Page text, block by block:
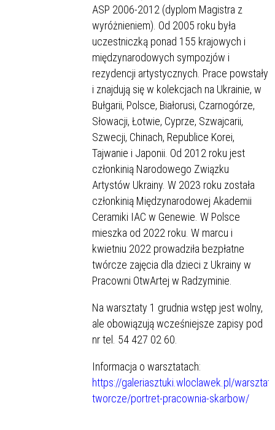
ASP 2006-2012 (dyplom Magistra z
wyróżnieniem). Od 2005 roku była
uczestniczką ponad 155 krajowych i
międzynarodowych sympozjów i
rezydencji artystycznych. Prace powstały
i znajdują się w kolekcjach na Ukrainie, w
Bułgarii, Polsce, Białorusi, Czarnogórze,
Słowacji, Łotwie, Cyprze, Szwajcarii,
Szwecji, Chinach, Republice Korei,
Tajwanie i Japonii. Od 2012 roku jest
członkinią Narodowego Związku
Artystów Ukrainy. W 2023 roku została
członkinią Międzynarodowej Akademii
Ceramiki IAC w Genewie. W Polsce
mieszka od 2022 roku. W marcu i
kwietniu 2022 prowadziła bezpłatne
twórcze zajęcia dla dzieci z Ukrainy w
Pracowni OtwArtej w Radzyminie.
Na warsztaty 1 grudnia wstęp jest wolny,
ale obowiązują wcześniejsze zapisy pod
nr tel. 54 427 02 60.
Informacja o warsztatach:
https://galeriasztuki.wloclawek.pl/
tworcze/portret-pracownia-skarbow/